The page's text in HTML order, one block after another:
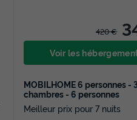
420 €
Voir les
MOBILHOME 6 personnes -
chambres - 6 personnes
Meilleur prix pour 7 nuits